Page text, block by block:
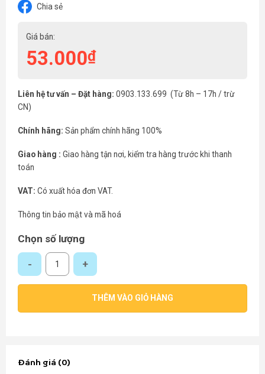
Chia sẻ
Giá bán:
53.000₫
Liên hệ tư vấn – Đặt hàng: 0903.133.699 (Từ 8h – 17h / trừ
CN)
Chính hãng: Sản phẩm chính hãng 100%
Giao hàng : Giao hàng tận nơi, kiểm tra hàng trước khi thanh
toán
VAT: Có xuất hóa đơn VAT.
Thông tin bảo mật và mã hoá
Chọn số lượng
Bánh kem ốc quế Pororo vị dâu 54gr số lượng
THÊM VÀO GIỎ HÀNG
Đánh giá (0)